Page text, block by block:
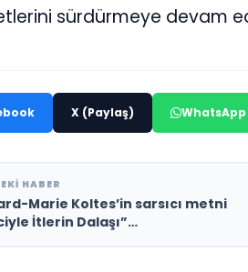
sürdürmeye devam
X (Paylaş) WhatsApp
HABER
Marie Koltes’in sarsıcı metni
İtlerin Dalaşı”